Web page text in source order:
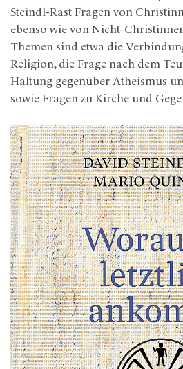
Steindl-Rast Fragen von
ebenso wie von Nicht-
Themen sind etwa die
Religion, die Frage nach dem
Haltung gegenüber Atheismus
sowie Fragen zu Kirche und